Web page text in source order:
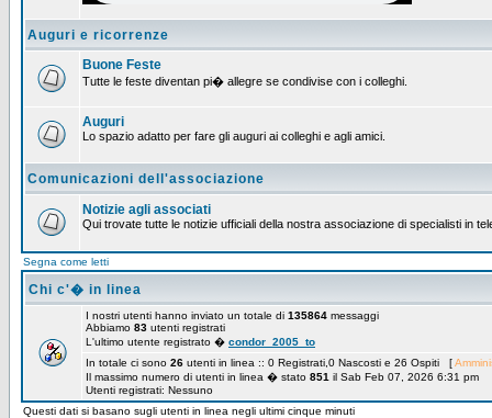
Auguri e ricorrenze
Buone Feste
Tutte le feste diventan pi� allegre se condivise con i colleghi.
Auguri
Lo spazio adatto per fare gli auguri ai colleghi e agli amici.
Comunicazioni dell'associazione
Notizie agli associati
Qui trovate tutte le notizie ufficiali della nostra associazione di specialisti in
Segna come letti
Chi c'� in linea
I nostri utenti hanno inviato un totale di 135864 messaggi
Abbiamo 83 utenti registrati
L'ultimo utente registrato � condor_2005_to
In totale ci sono 26 utenti in linea :: 0 Registrati,0 Nascosti e 26 Ospiti [
Il massimo numero di utenti in linea � stato 851 il Sab Feb 07, 2026 6:31 pm
Utenti registrati: Nessuno
Questi dati si basano sugli utenti in linea negli ultimi cinque minuti